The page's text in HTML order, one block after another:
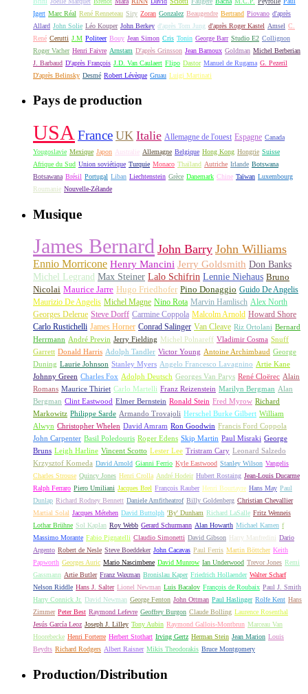
Igert Marc Réal René Renneteau Siry Zoran Gonzalez Beaugendre Bertrand Piovano d'après
Allard John Solie Léo Kouper John Berkey d'après Tom Jung d'après Roger Kastel Amsel C.
René Cerutti J.M Politeer Bouy Jean Simon Cris Tonin George Barr Studio E2 Collignon
Roger Vacher Henri Faivre Arnstam D'après Grinsson Jean Barnoux Goldman Michel Berberian
J. Barbaud D'après François J.D. Van Caulaert Flipo Dastor Manuel de Rugama G. Pezeril
D'après Belinsky Desmé Robert Lévèque Gruau Luigi Martinati
Pays de production
USA France UK Italie Allemagne de l'ouest Espagne Canada
Yougoslavie Mexique Japon Australie Allemagne Belgique Hong Kong Hongrie Suisse
Afrique du Sud Union soviétique Turquie Monaco Thaïland Autriche Irlande Botswana
Botsawana Brésil Portugal Liban Liechtenstein Grèce Danemark Chine Taïwan Luxembourg
Roumanie Nouvelle-Zélande
Musique
James Bernard John Barry John Williams
Ennio Morricone Henry Mancini Jerry Goldsmith Don Banks
Michel Legrand Max Steiner Lalo Schifrin Lennie Niehaus Bruno
Nicolai Maurice Jarre Hugo Friedhofer Pino Donaggio Guido De Angelis
Maurizio De Angelis Michel Magne Nino Rota Marvin Hamlisch Alex North
Georges Delerue Steve Dorff Carmine Coppola Malcolm Arnold Howard Shore
Carlo Rustichelli James Horner Conrad Salinger Van Cleave Riz Ortolani Bernard
Herrmann André Previn Jerry Fielding Michel Polnareff Vladimir Cosma Snuff
Garrett Donald Harris Adolph Tandler Victor Young Antoine Archimbaud George
Duning Laurie Johnson Stanley Myers Angelo Francesco Lavagnino Artie Kane
Johnny Green Charles Fox Adolph Deutsch Georges Van Parys René Cloërec Alain
Romans Maurice Thiriet Carlo Martelli Franz Reizenstein Marilyn Bergman Alan
Bergman Clint Eastwood Elmer Bernstein Ronald Stein Fred Myrow Richard
Markowitz Philippe Sarde Armando Trovajoli Herschel Burke Gilbert William
Alwyn Christopher Whelen David Amram Ron Goodwin Francis Ford Coppola
John Carpenter Basil Poledouris Roger Edens Skip Martin Paul Misraki George
Bruns Leigh Harline Vincent Scotto Lester Lee Tristram Cary Leonard Salzedo
Krzysztof Komeda David Arnold Gianni Ferrio Kyle Eastwood Stanley Wilson Vangelis
Charles Strouse Quincy Jones Henri Crolla André Hodeir Hubert Rostaing Jean-Louis Ducarme
Ralph Ferraro Piero Umiliani Jacques Brel François Rauber Henri Bourtayre Hans May Paul
Dunlap Richard Rodney Bennett Daniele Amfitheatrof Billy Goldenberg Christian Chevallier
Martial Solal Jacques Métehen David Buttolph 'By' Dunham Richard LaSalle Fritz Wenneis
Lothar Brühne Sol Kaplan Roy Webb Gerard Schurmann Alan Howarth Michael Kamen f
Massimo Morante Fabio Pignatelli Claudio Simonetti David Gibson Harry Manfredini Dario
Argento Robert de Nesle Steve Boeddeker John Cacavas Paul Ferris Martin Böttcher Keith
Papworth Georges Auric Mario Nascimbene David Munrow Ian Underwood Trevor Jones Remi
Gassmann Artie Butler Franz Waxman Bronislau Kaper Friedrich Hollaender Walter Scharf
Nelson Riddle Hans J. Salter Lionel Newman Luis Bacalov François de Roubaix Paul J. Smith
Harry Connick Jr.
David Newman George Fenton John Ottman Paul Haslinger Rolfe Kent Hans
Zimmer Peter Best Raymond Lefevre Geoffrey Burgon Claude Bolling Laurence Rosenthal
Jesús García Leoz Joseph J. Lilley Tony Aubin Raymond Gallois-Montbrun Marceau Van
Hoorebecke Henri Forterre Herbert Stothart Irving Gertz Herman Stein Jean Marion Louis
Beydts Richard Rodgers Albert Raisner Mikis Theodorakis Bruce Montgomery
Production/Distribution